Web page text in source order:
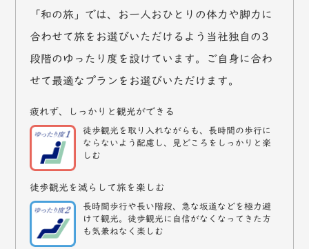
「和の旅」では、お一人おひとりの体力や脚力に
合わせて旅をお選びいただけるよう当社独自の3
段階のゆったり度を設けています。ご自身に合わ
せて最適なプランをお選びいただけます。
疲れず、しっかりと観光ができる
徒歩観光を取り入れながらも、長時間の歩行に
ならないよう配慮し、見どころをしっかりと楽
しむ
徒歩観光を減らして旅を楽しむ
長時間歩行や長い階段、急な坂道などを極力避
けて観光。徒歩観光に自信がなくなってきた方
も気兼ねなく楽しむ